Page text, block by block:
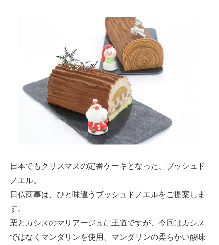
日本でもクリスマスの定番ケーキとなった、ブッシュド
ノエル。
日仏商事は、ひと味違うブッシュドノエルをご提案しま
す。
栗とカシスのマリアージュは王道ですが、今回はカシス
ではなくマンダリンを使用。マンダリンの柔らかい酸味